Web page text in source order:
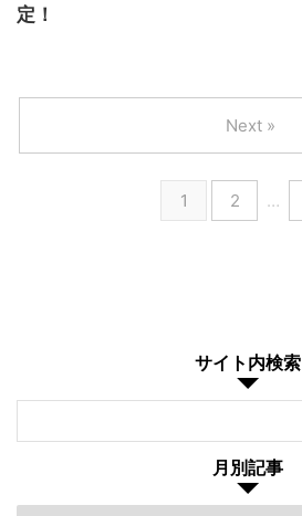
定！
1 2 …
Next »
サイト内検索
月別記事